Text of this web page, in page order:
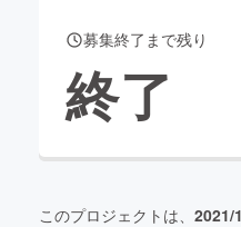
ティ
募集終了まで残り
終了
このプロジェクトは、 2021/